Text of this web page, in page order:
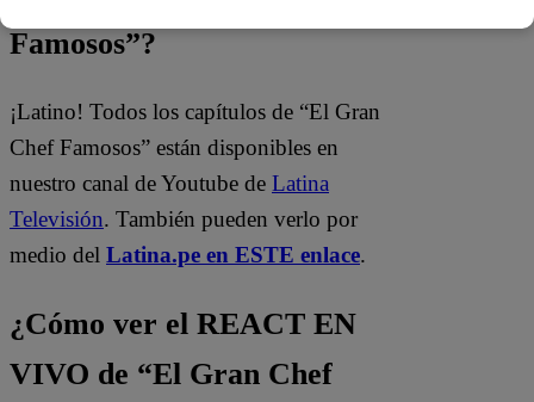
Famosos”?
¡Latino! Todos los capítulos de “El Gran
Chef Famosos” están disponibles en
nuestro canal de Youtube de Latina
Televisión. También pueden verlo por
medio del Latina.pe en ESTE enlace.
¿Cómo ver el REACT EN
VIVO de “El Gran Chef